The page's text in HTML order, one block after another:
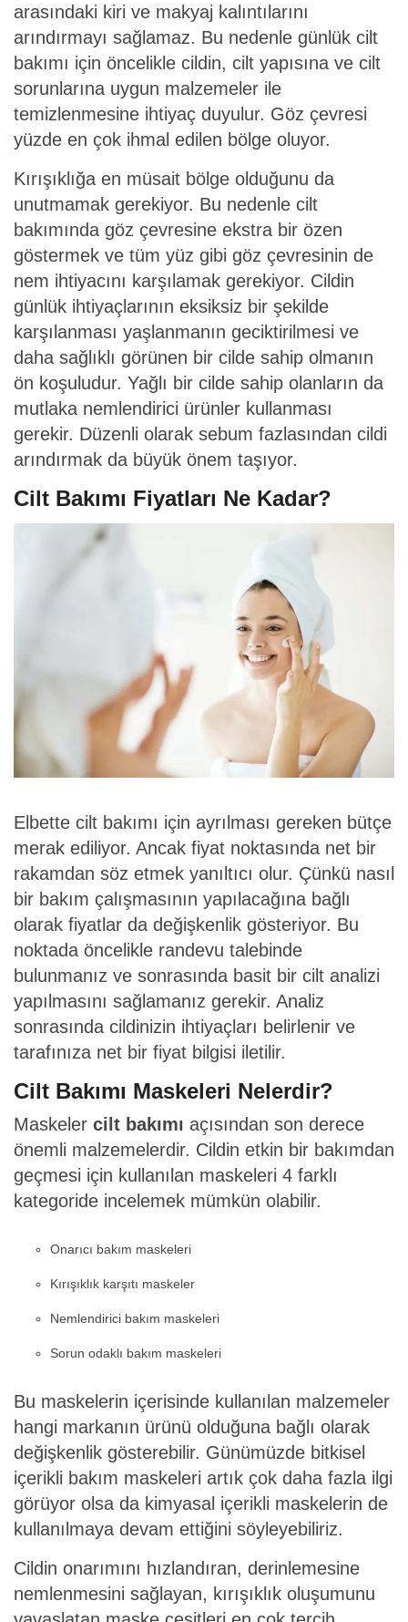
arasındaki kiri ve makyaj kalıntılarını
arındırmayı sağlamaz. Bu nedenle günlük cilt
bakımı için öncelikle cildin, cilt yapısına ve cilt
sorunlarına uygun malzemeler ile
temizlenmesine ihtiyaç duyulur. Göz çevresi
yüzde en çok ihmal edilen bölge oluyor.
Kırışıklığa en müsait bölge olduğunu da
unutmamak gerekiyor. Bu nedenle cilt
bakımında göz çevresine ekstra bir özen
göstermek ve tüm yüz gibi göz çevresinin de
nem ihtiyacını karşılamak gerekiyor. Cildin
günlük ihtiyaçlarının eksiksiz bir şekilde
karşılanması yaşlanmanın geciktirilmesi ve
daha sağlıklı görünen bir cilde sahip olmanın
ön koşuludur. Yağlı bir cilde sahip olanların da
mutlaka nemlendirici ürünler kullanması
gerekir. Düzenli olarak sebum fazlasından cildi
arındırmak da büyük önem taşıyor.
Cilt Bakımı Fiyatları Ne Kadar?
Elbette cilt bakımı için ayrılması gereken bütçe
merak ediliyor. Ancak fiyat noktasında net bir
rakamdan söz etmek yanıltıcı olur. Çünkü nasıl
bir bakım çalışmasının yapılacağına bağlı
olarak fiyatlar da değişkenlik gösteriyor. Bu
noktada öncelikle randevu talebinde
bulunmanız ve sonrasında basit bir cilt analizi
yapılmasını sağlamanız gerekir. Analiz
sonrasında cildinizin ihtiyaçları belirlenir ve
tarafınıza net bir fiyat bilgisi iletilir.
Cilt Bakımı Maskeleri Nelerdir?
Maskeler cilt bakımı açısından son derece
önemli malzemelerdir. Cildin etkin bir bakımdan
geçmesi için kullanılan maskeleri 4 farklı
kategoride incelemek mümkün olabilir.
Onarıcı bakım maskeleri
Kırışıklık karşıtı maskeler
Nemlendirici bakım maskeleri
Sorun odaklı bakım maskeleri
Bu maskelerin içerisinde kullanılan malzemeler
hangi markanın ürünü olduğuna bağlı olarak
değişkenlik gösterebilir. Günümüzde bitkisel
içerikli bakım maskeleri artık çok daha fazla ilgi
görüyor olsa da kimyasal içerikli maskelerin de
kullanılmaya devam ettiğini söyleyebiliriz.
Cildin onarımını hızlandıran, derinlemesine
nemlenmesini sağlayan, kırışıklık oluşumunu